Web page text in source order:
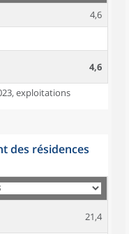
4,6
4,6
exploitations
des résidences
21,4